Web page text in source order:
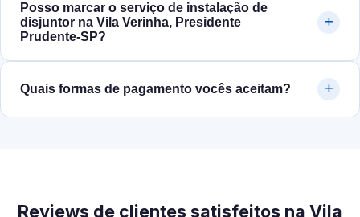
Posso marcar o serviço de instalação de
disjuntor na Vila Verinha, Presidente
Prudente‑SP?
Quais formas de pagamento vocês aceitam?
Reviews de clientes satisfeitos na Vila